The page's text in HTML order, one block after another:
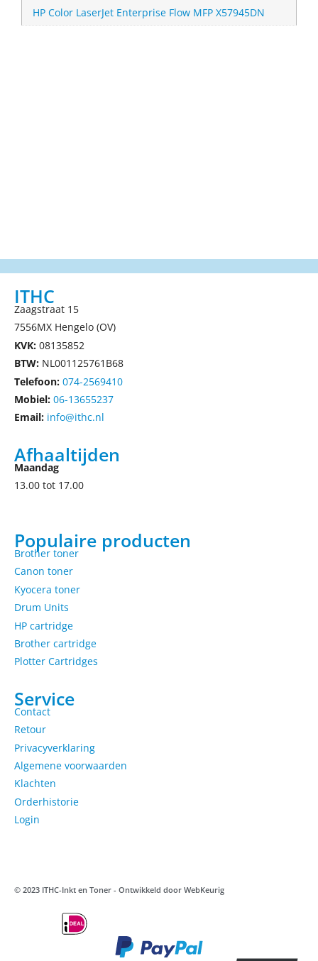
HP Color LaserJet Enterprise Flow MFP X57945DN
ITHC
Zaagstraat 15
7556MX Hengelo (OV)
KVK: 08135852
BTW: NL001125761B68
Telefoon: 074-2569410
Mobiel: 06-13655237
Email: info@ithc.nl
Afhaaltijden
Maandag
13.00 tot 17.00
Populaire producten
Brother toner
Canon toner
Kyocera toner
Drum Units
HP cartridge
Brother cartridge
Plotter Cartridges
Service
Contact
Retour
Privacyverklaring
Algemene voorwaarden
Klachten
Orderhistorie
Login
© 2023 ITHC-Inkt en Toner - Ontwikkeld door WebKeurig